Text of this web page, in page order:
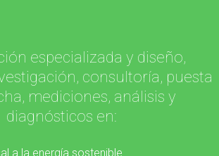
especializada y diseño,
consultoría, puesta
mediciones, análisis y
diagnósticos en:
a la energía sostenible